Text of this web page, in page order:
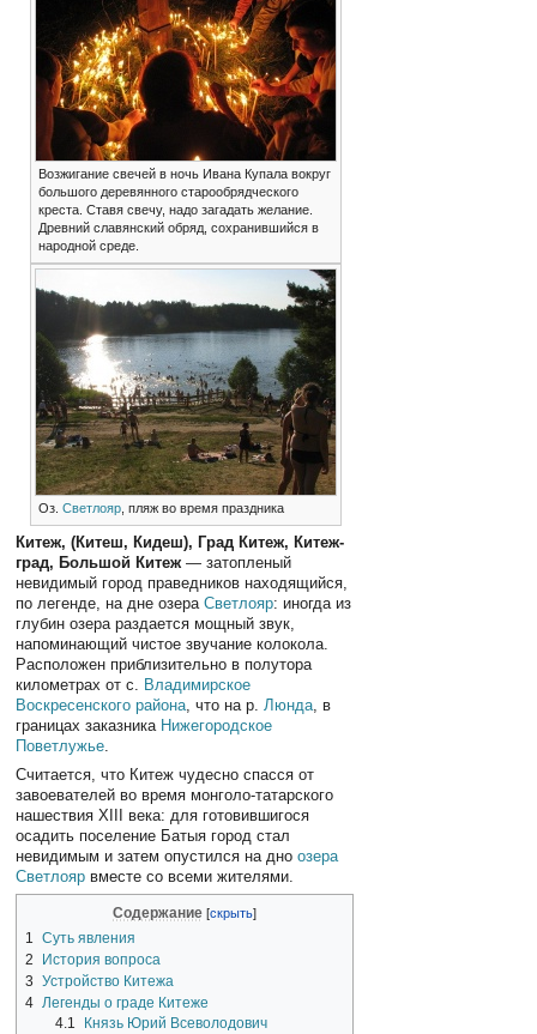
Возжигание свечей в ночь Ивана Купала вокруг
большого деревянного старообрядческого
креста. Ставя свечу, надо загадать желание.
Древний славянский обряд, сохранившийся в
народной среде.
Оз. Светлояр, пляж во время праздника
Китеж, (Китеш, Кидеш), Град Китеж, Китеж-
град, Большой Китеж — затопленый
невидимый город праведников находящийся,
по легенде, на дне озераСветлояр: иногда из
глубин озера раздается мощный звук,
напоминающий чистое звучание колокола.
Расположен приблизительно в полутора
километрах от с. Владимирское
Воскресенского района, что на р.Люнда, в
границах заказника Нижегородское
Поветлужье.
Считается, что Китеж чудесно спасся от
завоевателей во время монголо-татарского
нашествия XIII века: для готовившигося
осадить поселение Батыя город стал
невидимым и затем опустился на дноозера
Светлояр вместе со всеми жителями.
Содержание
1
Суть явления
2
История вопроса
3
Устройство Китежа
4 Легенды о граде Китеже
4.1
Князь Юрий Всеволодович